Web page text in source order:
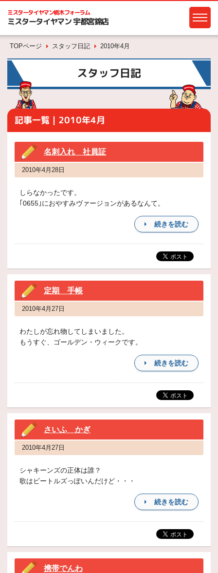
ミスタータイヤマン栃木フォーラム
ミスタータイヤマン 宇都宮錦店
TOPページ スタッフ日記 2010年4月
スタッフ日記
記事一覧｜2010年4月
名刺入れ 社員証
2010年4月28日
しらなかったです。
｢0655｣におやすみヴァージョンがあるなんて。
続きを読む
定期 手帳
2010年4月27日
わたしが忘れ物してしまいました。
もうすぐ、ゴールデン・ウィークです。
続きを読む
さいふ かぎ
2010年4月27日
シャキーンズの正体は誰？
歌はビートルズっぽいんだけど・・・
続きを読む
携帯でんわ